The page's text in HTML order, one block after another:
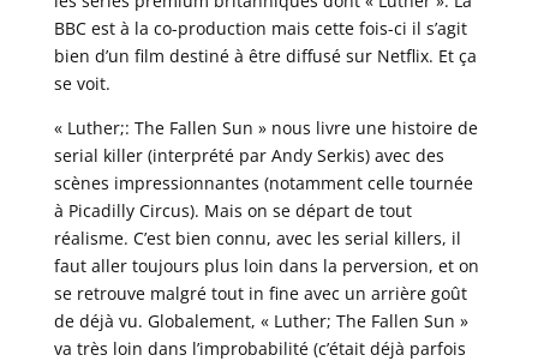
BBC est à la co-production mais cette fois-ci il s’agit
bien d’un film destiné à être diffusé sur Netflix. Et ça
se voit.
« Luther;: The Fallen Sun » nous livre une histoire de
serial killer (interprété par Andy Serkis) avec des
scènes impressionnantes (notamment celle tournée
à Picadilly Circus). Mais on se départ de tout
réalisme. C’est bien connu, avec les serial killers, il
faut aller toujours plus loin dans la perversion, et on
se retrouve malgré tout in fine avec un arrière goût
de déjà vu. Globalement, « Luther; The Fallen Sun »
va très loin dans l’improbabilité (c’était déjà parfois